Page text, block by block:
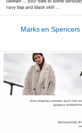
Marks en Spencers